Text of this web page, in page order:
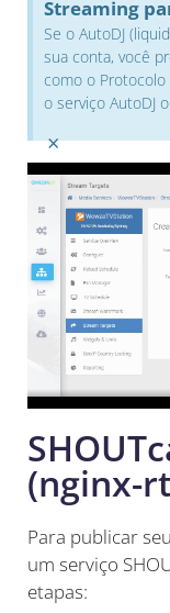
Streaming
Se o AutoDJ
sua conta, você
como o
o serviço AutoDJ
×
(nginx-
Para publicar
um serviço
etapas: